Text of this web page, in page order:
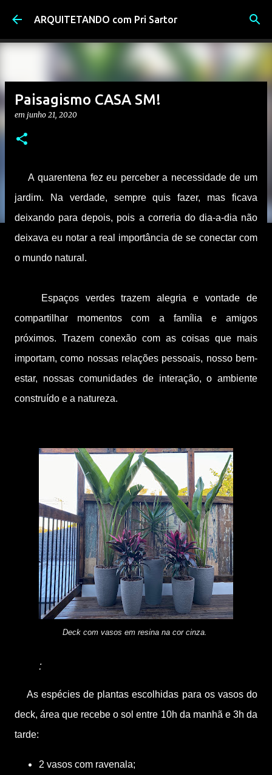
Pular para o conteúdo principal
ARQUITETANDO com Pri Sartor
Paisagismo CASA SM!
em junho 21, 2020
A quarentena fez eu perceber a necessidade de um
jardim. Na verdade, sempre quis fazer, mas ficava
deixando para depois, pois a correria do dia-a-dia não
deixava eu notar a real importância de se conectar com
o mundo natural.
Espaços verdes trazem alegria e vontade de
compartilhar momentos com a família e amigos
próximos. Trazem conexão com as coisas que mais
importam, como nossas relações pessoais, nosso bem-
estar, nossas comunidades de interação, o ambiente
construído e a natureza.
Deck com vasos em resina na cor cinza.
:
As espécies de p lantas escolhidas para os vasos do
deck, área que recebe o sol entre 10h da manhã e 3h da
tarde:
2 vasos com ravenala;